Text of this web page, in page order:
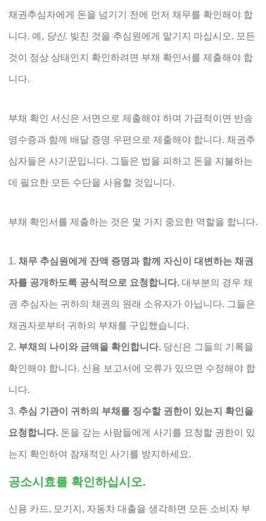
채권추심자에게 돈을 넘기기 전에 먼저 채무를 확인해야 합
니다. 예, 당신. 빚진 것을 추심원에게 맡기지 마십시오. 모든
것이 정상 상태인지 확인하려면 부채 확인서를 제출해야 합
니다.
부채 확인 서신은 서면으로 제출해야 하며 가급적이면 반송
영수증과 함께 배달 증명 우편으로 제출해야 합니다. 채권추
심자들은 사기꾼입니다. 그들은 법을 피하고 돈을 지불하는
데 필요한 모든 수단을 사용할 것입니다.
부채 확인서를 제출하는 것은 몇 가지 중요한 역할을 합니다.
채무 추심원에게 잔액 증명과 함께 자신이 대변하는 채권
자를 공개하도록 공식적으로 요청합니다. 대부분의 경우 채
권 추심자는 귀하의 채권의 원래 소유자가 아닙니다. 그들은
채권자로부터 귀하의 부채를 구입했습니다.
부채의 나이와 금액을 확인합니다. 당신은 그들의 기록을
확인해야 합니다. 신용 보고서에 오류가 있으면 수정해야 합
니다.
추심 기관이 귀하의 부채를 징수할 권한이 있는지 확인을
요청합니다. 돈을 갚는 사람들에게 사기를 요청할 권한이 있
는지 확인하여 잠재적인 사기를 방지하세요.
공소시효를 확인하십시오.
신용 카드, 모기지, 자동차 대출을 생각하면 모든 소비자 부